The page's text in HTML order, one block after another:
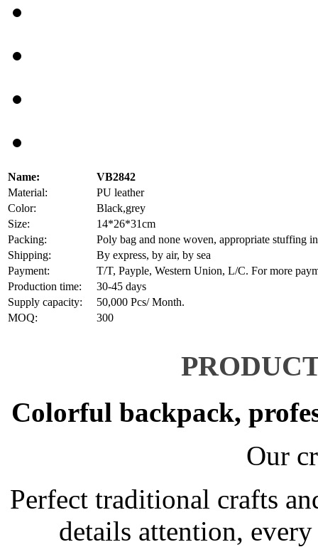
Name:
VB2842
Material:
PU leather
Color:
Black,grey
Size:
14*26*31cm
Packing:
Poly bag and none woven, appropriate stuffing
Shipping:
By express, by air, by sea
Payment:
T/T, Payple, Western Union, L/C. For more
Production time:
30-45 days
Supply capacity:
50,000 Pcs/ Month.
MOQ:
300
Colorful backpack,
Our
Perfect traditional crafts
details attention,